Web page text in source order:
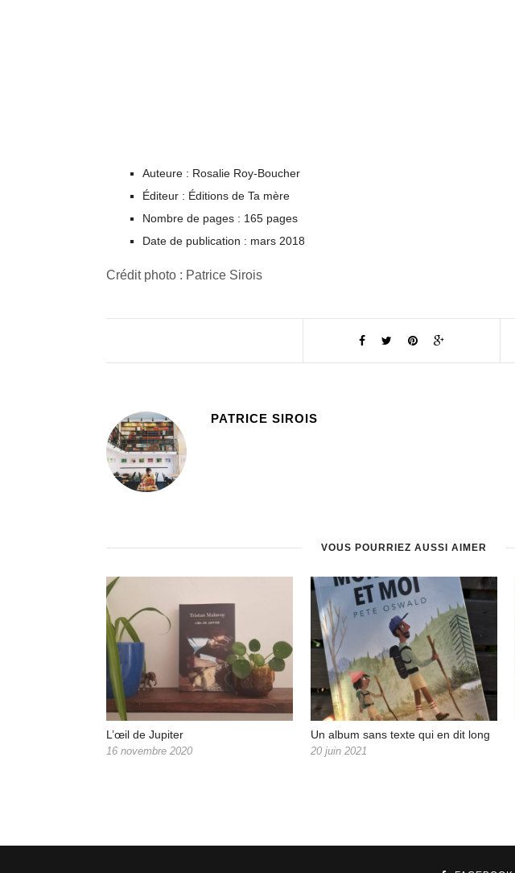
Auteure : Rosalie Roy-Boucher
Éditeur : Éditions de Ta mère
Nombre de pages : 165 pages
Date de publication : mars 2018
Crédit photo : Patrice Sirois
PATRICE SIROIS
VOUS POURRIEZ AUSSI AIMER
L’œil de Jupiter
16 novembre 2020
Un album sans texte qui en dit long
20 juin 2021